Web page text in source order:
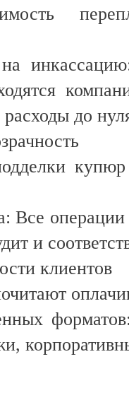
до
Все
и
клиентов